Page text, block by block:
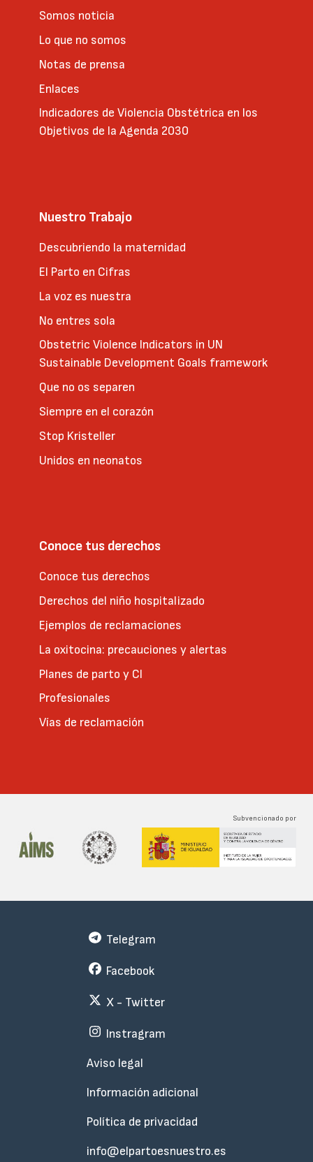
Somos noticia
Lo que no somos
Notas de prensa
Enlaces
Indicadores de Violencia Obstétrica en los
Objetivos de la Agenda 2030
Nuestro Trabajo
Descubriendo la maternidad
El Parto en Cifras
La voz es nuestra
No entres sola
Obstetric Violence Indicators in UN
Sustainable Development Goals framework
Que no os separen
Siempre en el corazón
Stop Kristeller
Unidos en neonatos
Conoce tus derechos
Conoce tus derechos
Derechos del niño hospitalizado
Ejemplos de reclamaciones
La oxitocina: precauciones y alertas
Planes de parto y CI
Profesionales
Vías de reclamación
Subvencionado por
Subfooter
Telegram
Facebook
X - Twitter
Instragram
Aviso legal
Información adicional
Política de privacidad
info@elpartoesnuestro.es